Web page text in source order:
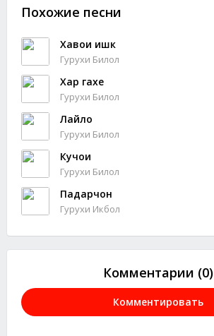
Похожие песни
Хавои ишк
Гурухи Билол
Хар гахе
Гурухи Билол
Лайло
Гурухи Билол
Кучои
Гурухи Билол
Падарчон
Гурухи Икбол
Комментарии (0)
Комментировать